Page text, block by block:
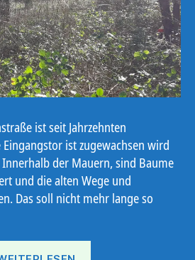
ist seit Jahrzehnten
ist zugewachsen wird
der Mauern, sind Baume
und die alten Wege und
Das soll nicht mehr lange so